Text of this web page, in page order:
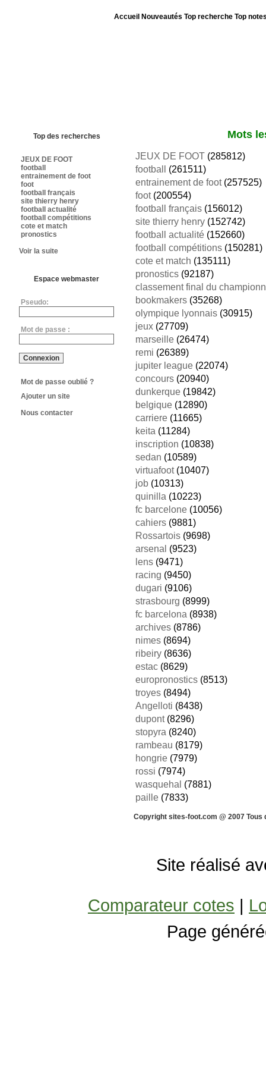
Accueil Nouveautés Top recherche Top
Top des recherches
JEUX DE FOOT
football
entrainement de foot
foot
football français
site thierry henry
football actualité
football compétitions
cote et match
pronostics
Voir la suite
Espace webmaster
Pseudo:
Mot de passe :
Mot de passe oublié ?
Ajouter un site
Nous contacter
Mots
JEUX DE FOOT(285812)
football
(261511)
entrainement de foot(257525)
foot(200554)
football français(156012)
site thierry henry(152742)
football actualité(152660)
football compétitions(150281)
cote et match (135111)
pronostics(92187)
classement final du
bookmakers(35268)
olympique lyonnais(30915)
jeux(27709)
marseille(26474)
remi (26389)
jupiter league(22074)
concours(20940)
dunkerque(19842)
belgique(12890)
carriere(11665)
keita (11284)
inscription (10838)
sedan (10589)
virtuafoot(10407)
job(10313)
quinilla (10223)
fc barcelone(10056)
cahiers(9881)
Rossartois(9698)
arsenal (9523)
lens(9471)
racing (9450)
dugari (9106)
strasbourg (8999)
fc barcelona (8938)
archives(8786)
nimes(8694)
ribeiry(8636)
estac(8629)
europronostics(8513)
troyes(8494)
Angelloti (8438)
dupont(8296)
stopyra (8240)
rambeau (8179)
hongrie(7979)
rossi (7974)
wasquehal (7881)
paille(7833)
Copyright sites-foot.com @ 2007
Site réalisé
Comparateur cotes |
Page